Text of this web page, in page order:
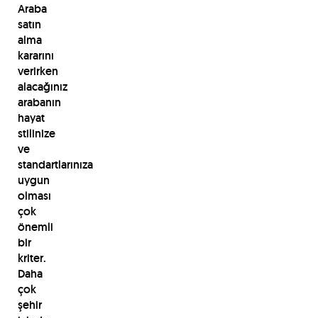
Araba
satın
alma
kararını
verirken
alacağınız
arabanın
hayat
stilinize
ve
standartlarınıza
uygun
olması
çok
önemli
bir
kriter.
Daha
çok
şehir